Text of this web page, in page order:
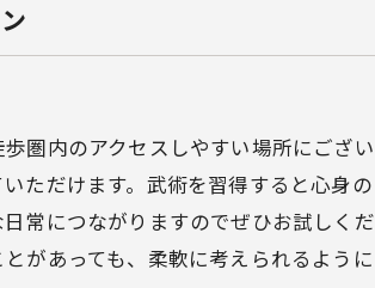
圏内のアクセスしやすい場所にござい
ただけます。武術を習得すると心身の
常につながりますのでぜひお試しくだ
があっても、柔軟に考えられるように